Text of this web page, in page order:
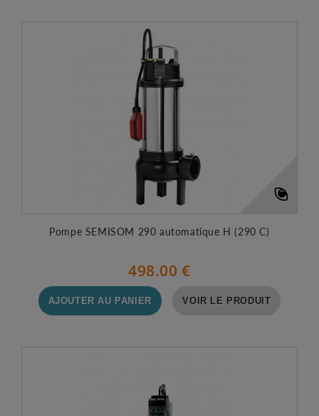
Pompe SEMISOM 290 automatique H (290 C)
498.00 €
AJOUTER AU PANIER VOIR LE PRODUIT